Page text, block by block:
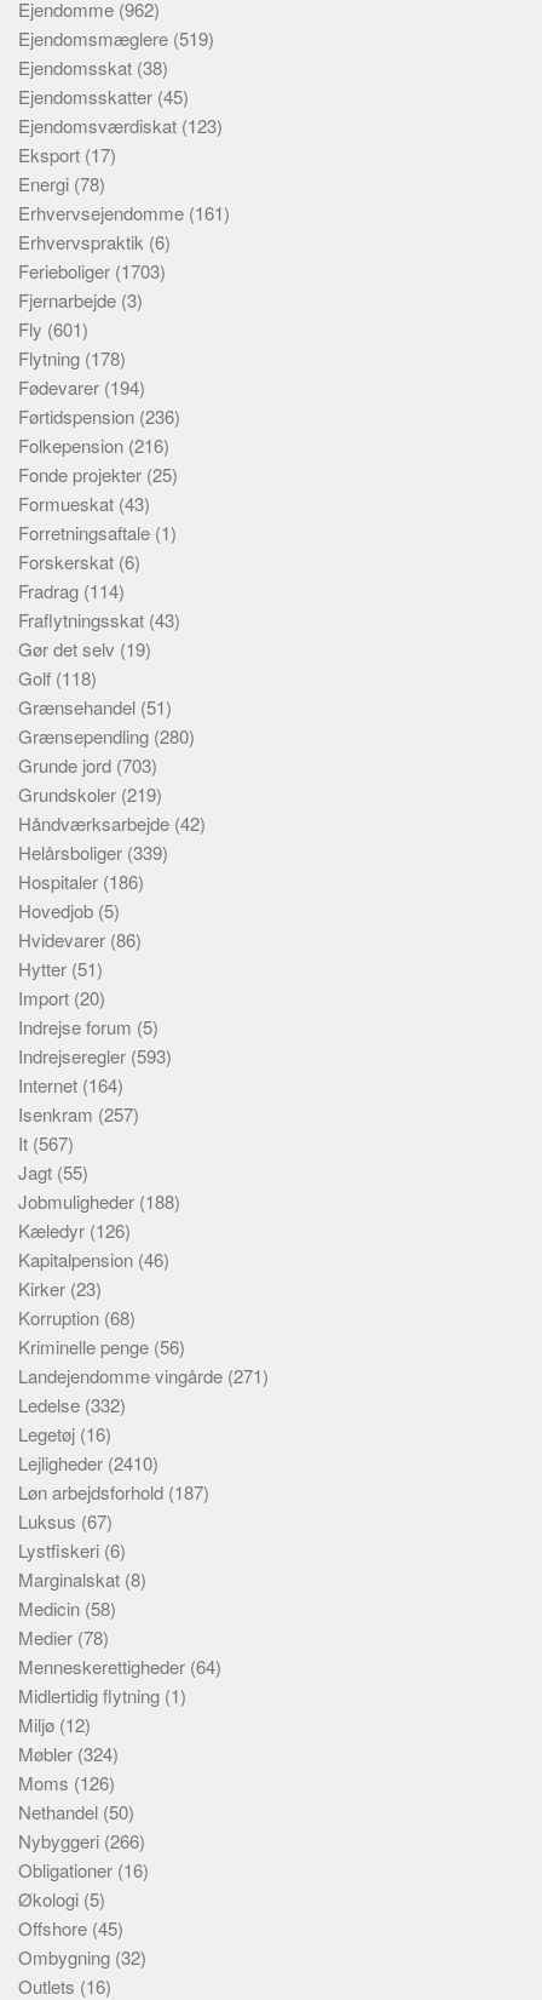
Ejendomme (962)
Ejendomsmæglere (519)
Ejendomsskat (38)
Ejendomsskatter (45)
Ejendomsværdiskat (123)
Eksport (17)
Energi (78)
Erhvervsejendomme (161)
Erhvervspraktik (6)
Ferieboliger (1703)
Fjernarbejde (3)
Fly (601)
Flytning (178)
Fødevarer (194)
Førtidspension (236)
Folkepension (216)
Fonde projekter (25)
Formueskat (43)
Forretningsaftale (1)
Forskerskat (6)
Fradrag (114)
Fraflytningsskat (43)
Gør det selv (19)
Golf (118)
Grænsehandel (51)
Grænsependling (280)
Grunde jord (703)
Grundskoler (219)
Håndværksarbejde (42)
Helårsboliger (339)
Hospitaler (186)
Hovedjob (5)
Hvidevarer (86)
Hytter (51)
Import (20)
Indrejse forum (5)
Indrejseregler (593)
Internet (164)
Isenkram (257)
It (567)
Jagt (55)
Jobmuligheder (188)
Kæledyr (126)
Kapitalpension (46)
Kirker (23)
Korruption (68)
Kriminelle penge (56)
Landejendomme vingårde (271)
Ledelse (332)
Legetøj (16)
Lejligheder (2410)
Løn arbejdsforhold (187)
Luksus (67)
Lystfiskeri (6)
Marginalskat (8)
Medicin (58)
Medier (78)
Menneskerettigheder (64)
Midlertidig flytning (1)
Miljø (12)
Møbler (324)
Moms (126)
Nethandel (50)
Nybyggeri (266)
Obligationer (16)
Økologi (5)
Offshore (45)
Ombygning (32)
Outlets (16)